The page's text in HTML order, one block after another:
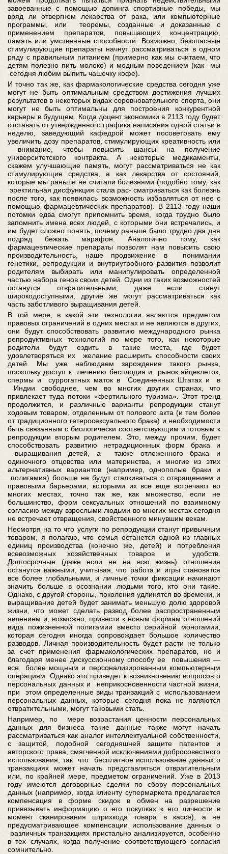
завоеванные с помощью допинга спортивные победы, мы
вряд ли отвергнем лекарства от рака, или компьютерные
программы, или теоремы, созданные и доказанные с
применением препаратов, повышающих концентрацию,
память или умственные способности. Возможно, безопасные
стимулирующие препараты начнут рассматриваться в одном
ряду с правильным питанием (примерно как мы считаем, что
детям полезно пить молоко) и модным поведением (как мы
сегодня любим выпить чашечку кофе).
И точно так же, как фармакологические средства сегодня уже
могут не быть оптимальным средством достижения лучших
результатов в некоторых видах соревновательного спорта, они
могут не быть оптимальны для построения конкурентной
карьеры в будущем. Когда доцент экономики в 2113 году будет
отставать от утвержденного графика написания одной статьи в
неделю, заведующий кафедрой может посоветовать ему
увеличить дозу препаратов, стимулирующих креативность или
внимание, чтобы повысить шансы на получение
университетского контракта. А некоторые медикаменты,
скажем улучшающие память, могут рассматриваться не как
стимулирующие средства, а как лекарства от состояний,
которые мы раньше не считали болезнями (подобно тому, как
эректильная дисфункция стала рас- сматриваться как болезнь
после того, как появилась возможность избавляться от нее с
помощью фармацевтических препаратов). В 2113 году наши
потомки едва смогут припомнить время, когда трудно было
запомнить имена всех людей, с которыми они встречались, и
им будет сложно понять, почему раньше было трудно два дня
подряд бежать марафон. Аналогично тому, как
фармацевтические препараты позволят нам повысить свою
производительность, наше продвижение в понимании
генетики, репродукции и внутриутробного развития позволит
родителям выбирать или манипулировать определенной
частью набора генов своих детей. Одни из таких возможностей
останутся отвратительными, даже если станут
широкодоступными, другие же могут рассматриваться как
часть заботливого выращивания детей.
В той мере, в какой эти технологии являются предметом
правовых ограничений в одних местах и не являются в других,
они будут способствовать развитию международного рынка
репродуктивных технологий по мере того, как некоторые
родители будут ездить в такие места, где будет
удовлетворяться их желание расширить способности своих
детей. Мы уже наблюдаем зарождение такого рынка,
поскольку доступ к лечению бесплодия и рынок яйцеклеток,
спермы и суррогатных маток в Соединенных Штатах и в
Индии свободнее, чем во многих других странах, что
привлекает туда потоки «фертильного туризма». Этот тренд
продолжится, и различные варианты репродукции станут
ходовым товаром, отделенным от полового акта (и тем более
от традиционного гетеросексуального брака) и необходимости
быть связанным с биологически соответствующим и готовым к
репродукции вторым родителем. Это, между прочим, будет
способствовать развитию нетрадиционных форм брака и
выращивания детей, а также отложенного брака и
одиночного отцовства или материнства, и многие из этих
альтернативных вариантов (например, однополые браки и
полигамия) больше не будут сталкиваться с отвращением и
правовыми барьерами, которыми их все еще встречают во
многих местах, точно так же, как множество, если не
большинство, форм сексуальных отношений по взаимному
согласию между взрослыми людьми во многих местах сегодня
не встречает отвращения, свойственного минувшим векам.
Несмотря на то что услуги по репродукции станут привычным
товаром, я полагаю, что семья останется одной из главных
единиц производства (конечно же, детей) и потребления
всевозможных хозяйственных товаров и удобств.
Долгосрочные (даже если не на всю жизнь) отношения
останутся важными, учитывая, что работа и игры становятся
все более глобальными, и личные точки фиксации начинают
значить больше в осознании людьми того, кто они такие.
Однако, с другой стороны, поколения удлинятся во времени, и
выращивание детей будет занимать меньшую долю здоровой
жизни, что может сделать развод более распространенным
явлением и, возможно, привести к новым формам отношений
вида пожизненной полигамии вместо серийной моногамии,
которая сегодня иногда сопровождает большое количество
разводов. Личная производительность будет расти не только
за счет применения фармакологических препаратов, но и
благодаря менее дискуссионному способу ее повышения —
все более мощным и персонализированным компьютерным
операциям. Однако это приведет к возникновению вопросов о
персональных данных и неприкосновенности частной жизни,
при этом определенные виды транзакций с использованием
персональных данных, которые сегодня пока не являются
отвратительными, могут таковыми стать.
Например, по мере возрастания ценности персональных
данных для бизнеса такие данные также могут начать
рассматриваться как аналог интеллектуальной собственности,
с защитой, подобной сегодняшней защите патентов и
авторского права, смягченной исключениями добросовестного
использования, так что бесплатное использование данных о
транзакциях может начать представляться отвратительным
или, по крайней мере, предметом ограничений. Уже в 2013
году имеются договорные сделки по сбору персональных
данных (например, когда клиенту супермаркета предлагается
компенсация в форме скидок в обмен на разрешение
привязывать информацию о его покупках к его личности в
момент сканирования штрихкода товара в кассе), а не
предусматривающее компенсации использование данных о
различных транзакциях пристально анализируется, особенно
в тех случаях, когда получение соответствующего согласия
сомнительно.